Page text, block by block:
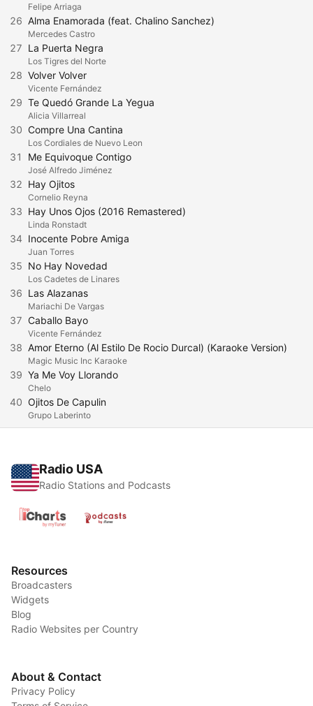
Felipe Arriaga
26 Alma Enamorada (feat. Chalino Sanchez)
Mercedes Castro
27 La Puerta Negra
Los Tigres del Norte
28 Volver Volver
Vicente Fernández
29 Te Quedó Grande La Yegua
Alicia Villarreal
30 Compre Una Cantina
Los Cordiales de Nuevo Leon
31 Me Equivoque Contigo
José Alfredo Jiménez
32 Hay Ojitos
Cornelio Reyna
33 Hay Unos Ojos (2016 Remastered)
Linda Ronstadt
34 Inocente Pobre Amiga
Juan Torres
35 No Hay Novedad
Los Cadetes de Linares
36 Las Alazanas
Mariachi De Vargas
37 Caballo Bayo
Vicente Fernández
38 Amor Eterno (Al Estilo De Rocio Durcal) (Karaoke Version)
Magic Music Inc Karaoke
39 Ya Me Voy Llorando
Chelo
40 Ojitos De Capulin
Grupo Laberinto
Radio USA
Radio Stations and Podcasts
Resources
Broadcasters
Widgets
Blog
Radio Websites per Country
About & Contact
Privacy Policy